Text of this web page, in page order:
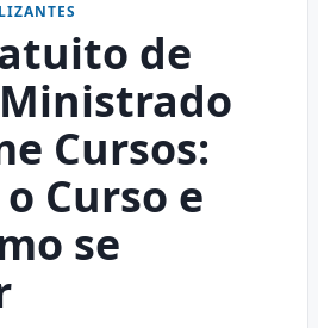
de
Cursos:
Curso e
se